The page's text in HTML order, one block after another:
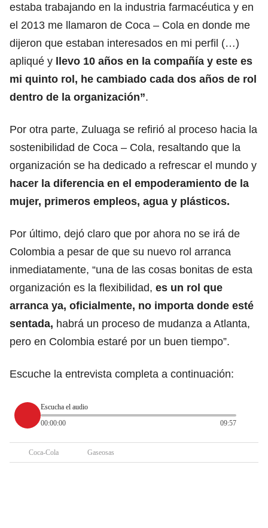
estaba trabajando en la industria farmacéutica y en
el 2013 me llamaron de Coca – Cola en donde me
dijeron que estaban interesados en mi perfil (…)
apliqué y llevo 10 años en la compañía y este es
mi quinto rol, he cambiado cada dos años de rol
dentro de la organización”.
Por otra parte, Zuluaga se refirió al proceso hacia la
sostenibilidad de Coca – Cola, resaltando que la
organización se ha dedicado a refrescar el mundo y
hacer la diferencia en el empoderamiento de la
mujer, primeros empleos, agua y plásticos.
Por último, dejó claro que por ahora no se irá de
Colombia a pesar de que su nuevo rol arranca
inmediatamente, “una de las cosas bonitas de esta
organización es la flexibilidad, es un rol que
arranca ya, oficialmente, no importa donde esté
sentada, habrá un proceso de mudanza a Atlanta,
pero en Colombia estaré por un buen tiempo”.
Escuche la entrevista completa a continuación:
Escucha el audio
00:00:00
09:57
Coca-Cola Gaseosas